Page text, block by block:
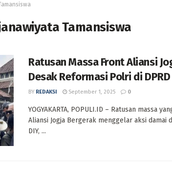
Tamansiswa
Ratusan Massa Front Aliansi
Desak Reformasi Polri di DPRD
BY REDAKSI September 1, 2025 0
YOGYAKARTA, POPULI.ID – Ratusan massa
Aliansi Jogja Bergerak menggelar aksi damai
DIY, ...